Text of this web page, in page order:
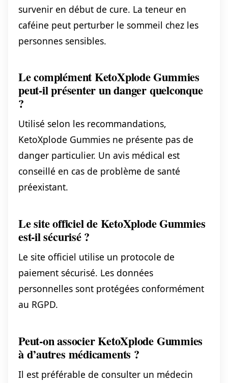
survenir en début de cure. La teneur en
caféine peut perturber le sommeil chez les
personnes sensibles.
Le complément KetoXplode Gummies
peut-il présenter un danger quelconque
?
Utilisé selon les recommandations,
KetoXplode Gummies ne présente pas de
danger particulier. Un avis médical est
conseillé en cas de problème de santé
préexistant.
Le site officiel de KetoXplode Gummies
est-il sécurisé ?
Le site officiel utilise un protocole de
paiement sécurisé. Les données
personnelles sont protégées conformément
au RGPD.
Peut-on associer KetoXplode Gummies
à d’autres médicaments ?
Il est préférable de consulter un médecin